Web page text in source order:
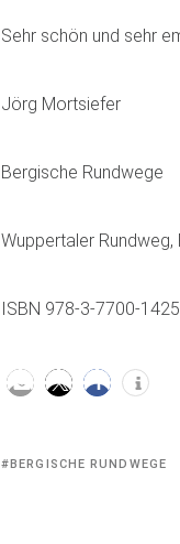
Sehr schön und sehr
Jörg Mortsiefer
Bergische Rundwege
Wuppertaler
ISBN 978-3-7700-
Tagged
BERGISCHE RUNDWEGE